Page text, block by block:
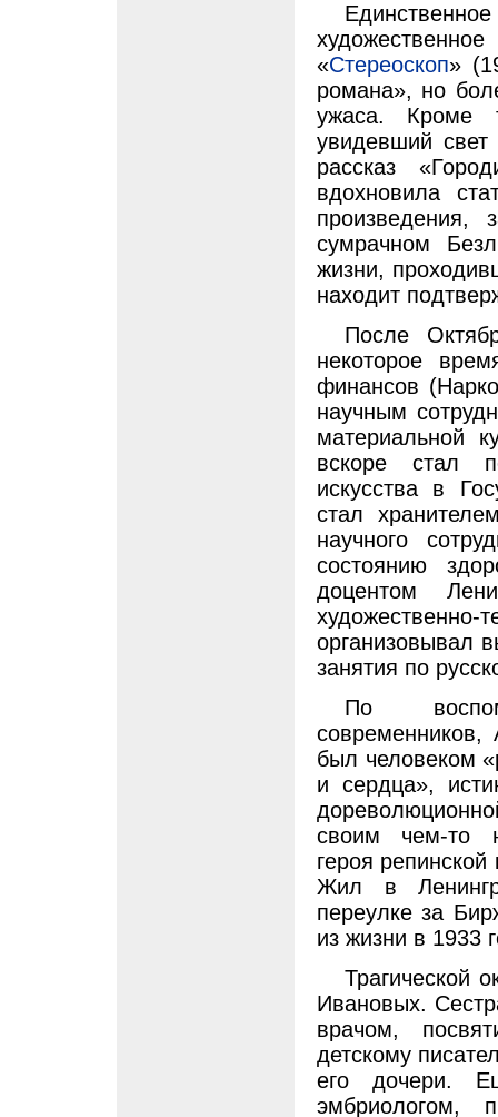
«Стереоскоп»
романа», но
ужаса. Кроме
увидевший
рассказ
вдохновила
произведения,
сумрачном
жизни,
находит
После
некоторое
финансов
научным
материальной
вскоре стал
искусства в
стал
научного
состоянию
доцентом
организовывал
занятия по
По
современников,
был человеком
и сердца»,
своим чем-то
героя
Жил в
переулке за
из жизни в 1933
Трагической
Ивановых.
врачом,
детскому
его дочери.
эмбриологом,